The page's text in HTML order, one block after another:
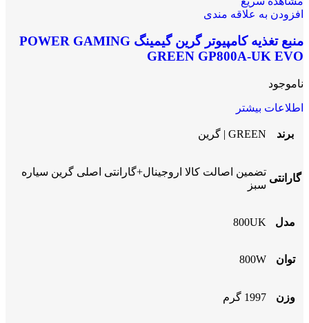
افزودن به علاقه مندی
منبع تغذیه کامپیوتر گرین گیمینگ POWER GAMING
GREEN GP800A-UK EVO
ناموجود
اطلاعات بیشتر
برند GREEN | گرین
گارانتی
تضمین اصالت کالا اروجینال+گارانتی اصلی گرین سیاره
سبز
مدل 800UK
توان 800W
وزن 1997 گرم